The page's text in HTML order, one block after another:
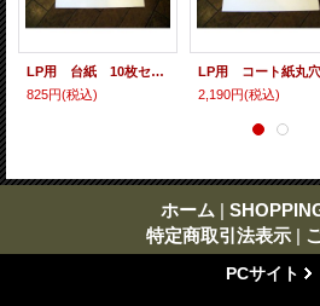
LP用 台紙 10枚セット
825円(税込)
2,190円(税込)
ホーム |
特定商取引法表示 |
PCサイト